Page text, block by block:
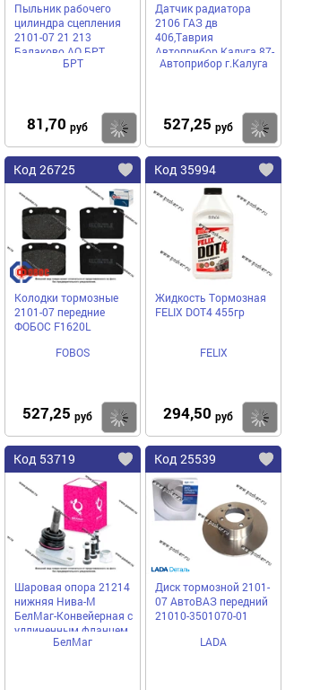
Пыльник рабочего
цилиндра сцепления
2101-07 21 213
Балаково АО БРТ
БРТ
81,70 руб Купить
Датчик радиатора
2106 ГАЗ дв
406,Таврия
Автоприбор Калуга 87-
92 ТМ108
Автоприбор г.Калуга
527,25 руб
Код 26725
Колодки тормозные
2101-07 передние
ФОБОС F1620L
FOBOS
527,25 руб Купить
Код 35994
Жидкость Тормозная
FELIX DOT4 455гр
FELIX
294,50 руб
Код 53719
Шаровая опора 21214
нижняя Нива-М
БелМаг-Конвейерная с
удлиненным фланцем
BM0174БелМаг
Код 25539
Диск тормозной 2101-
07 АвтоВАЗ передний
21010-3501070-01
LADA